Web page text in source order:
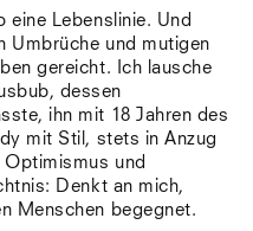
eine Lebenslinie. Und
Umbrüche und mutigen
gereicht. Ich lausche
dessen
ihn mit 18 Jahren des
mit Stil, stets in Anzug
Optimismus und
Denkt an mich,
Menschen begegnet.